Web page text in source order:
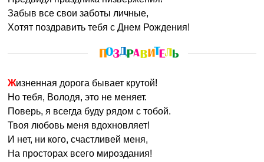
Забыв все свои заботы личные,
Хотят поздравить тебя с Днем Рождения!
Жизненная дорога бывает крутой!
Но тебя, Володя, это не меняет.
Поверь, я всегда буду рядом с тобой.
Твоя любовь меня вдохновляет!
И нет, ни кого, счастливей меня,
На просторах всего мироздания!